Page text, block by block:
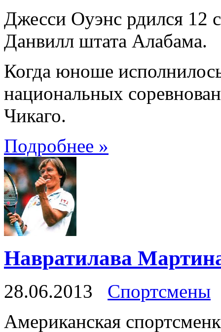
Джесси Оуэнс рдился 12
Данвилл штата Алабама.
Когда юноше
национальных
Чикаго.
Подробнее »
Навратилава
28.06.2013
Спортсмены
Американская